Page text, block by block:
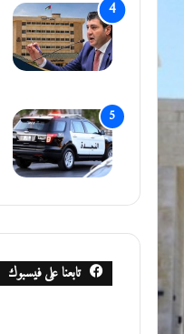
تابعنا على فيسبوك